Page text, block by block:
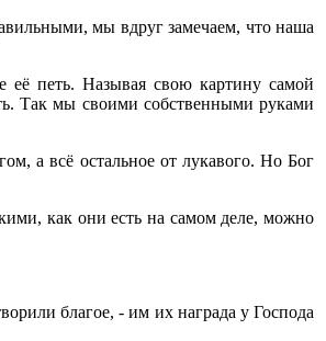
мы вдруг замечаем, что наша
её петь. Называя свою картину самой
Так мы своими собственными руками
а всё остальное от лукавого. Но Бог
как они есть на самом деле, можно
благое, - им их награда у Господа